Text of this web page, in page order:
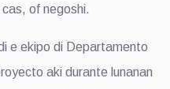
of negoshi.
e ekipo di Departamento
aki durante lunanan